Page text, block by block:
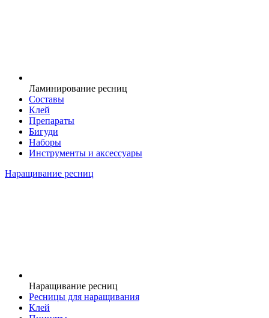
Ламинирование ресниц
Составы
Клей
Препараты
Бигуди
Наборы
Инструменты и аксессуары
Наращивание ресниц
Наращивание ресниц
Ресницы для наращивания
Клей